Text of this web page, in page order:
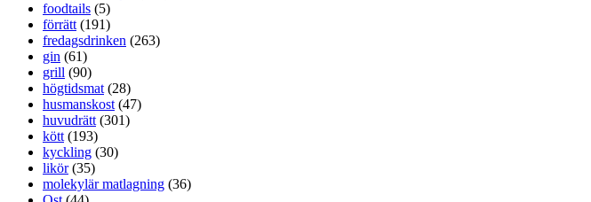
foodtails (5)
förrätt (191)
fredagsdrinken (263)
gin (61)
grill (90)
högtidsmat (28)
husmanskost (47)
huvudrätt (301)
kött (193)
kyckling (30)
likör(35)
molekylär matlagning (36)